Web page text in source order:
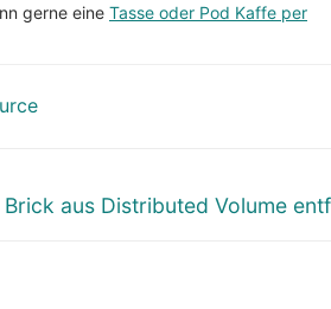
gerne eine Tasse oder Pod Kaffe per
Brick aus Distributed Volume